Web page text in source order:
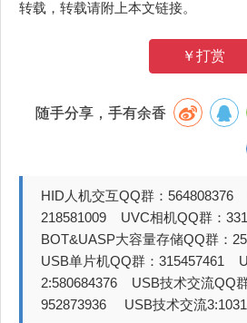
转载，转载请附上本文链接。
￥打赏
随手分享，手有余香
HID人机交互QQ群：564808376
218581009 UVC相机QQ群：
BOT&UASP大容量存储QQ群：
USB单片机QQ群：315457461
2:580684376 USB技术交流QQ群
952873936 USB技术交流